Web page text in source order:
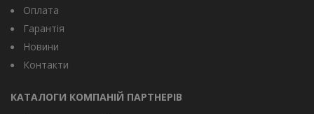
Оплата
Гарантія
Новини
Контакти
КАТАЛОГИ КОМПАНІЙ ПАРТНЕРІВ